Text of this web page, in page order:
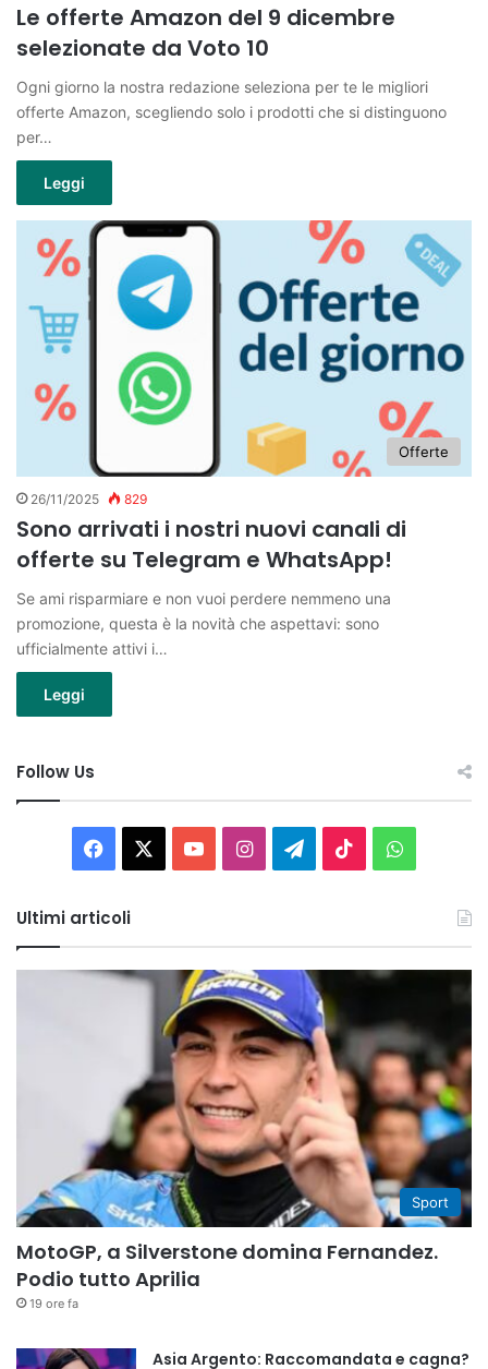
Le offerte Amazon del 9 dicembre
selezionate da Voto 10
Ogni giorno la nostra redazione seleziona per te le migliori
offerte Amazon, scegliendo solo i prodotti che si distinguono
per…
Leggi
Offerte
26/11/2025 829
Sono arrivati i nostri nuovi canali di
offerte su Telegram e WhatsApp!
Se ami risparmiare e non vuoi perdere nemmeno una
promozione, questa è la novità che aspettavi: sono
ufficialmente attivi i…
Leggi
Follow Us
Facebook You InstagramTelegram
TikTok
Ultimi articoli
Sport
MotoGP, a Silverstone domina Fernandez.
Podio tutto Aprilia
19 ore fa
Asia Argento: Raccomandata e cagna?